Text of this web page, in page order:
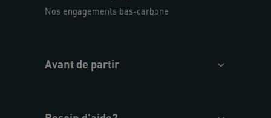
Nos engagements bas-carbone
Avant de partir